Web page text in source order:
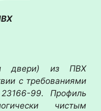
двери) из ПВХ
с требованиями
99. Профиль
чистым